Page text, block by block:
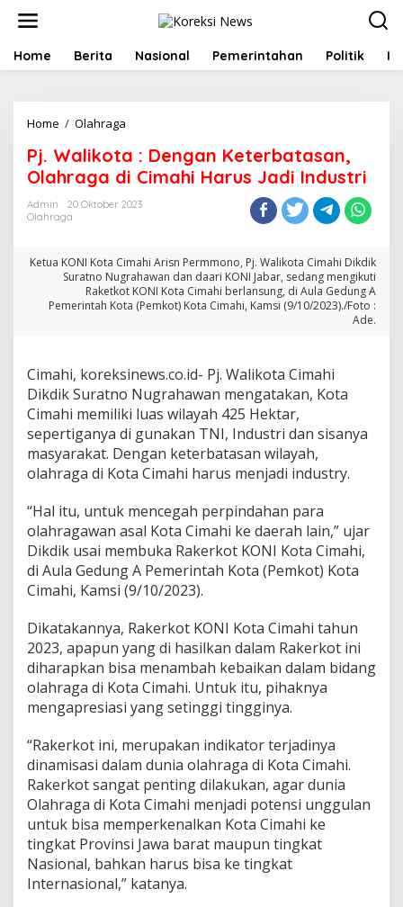
t
Home Berita Nasional Pemerintahan Politik
Home / Olahraga
.
W
a
l
t
a
:
g
a
n
K
e
t
e
r
a
t
a
s
a
n
O
l
a
h
r
a
a
d
i
C
i
m
a
h
i
H
Pj. Walikota : Dengan Keterbatasan,
Olahraga di Cimahi Harus Jadi Industri
Admin
20 Oktober 2023
Olahraga
Ketua KONI Kota Cimahi Arisn Permmono, Pj. Walikota Cimahi Dikdik
Suratno Nugrahawan dan daari KONI Jabar, sedang mengikuti
Raketkot KONI Kota Cimahi berlansung, di Aula Gedung A
Pemerintah Kota (Pemkot) Kota Cimahi, Kamsi (9/10/2023)./Foto :
Ade.
Cimahi, koreksinews.co.id- Pj. Walikota Cimahi
Dikdik Suratno Nugrahawan mengatakan, Kota
Cimahi memiliki luas wilayah 425 Hektar,
sepertiganya di gunakan TNI, Industri dan sisanya
masyarakat. Dengan keterbatasan wilayah,
olahraga di Kota Cimahi harus menjadi industry.
“Hal itu, untuk mencegah perpindahan para
olahragawan asal Kota Cimahi ke daerah lain,” ujar
Dikdik usai membuka Rakerkot KONI Kota Cimahi,
di Aula Gedung A Pemerintah Kota (Pemkot) Kota
Cimahi, Kamsi (9/10/2023).
Dikatakannya, Rakerkot KONI Kota Cimahi tahun
2023, apapun yang di hasilkan dalam Rakerkot ini
diharapkan bisa menambah kebaikan dalam bidang
olahraga di Kota Cimahi. Untuk itu, pihaknya
mengapresiasi yang setinggi tingginya.
“Rakerkot ini, merupakan indikator terjadinya
dinamisasi dalam dunia olahraga di Kota Cimahi.
Rakerkot sangat penting dilakukan, agar dunia
Olahraga di Kota Cimahi menjadi potensi unggulan
untuk bisa memperkenalkan Kota Cimahi ke
tingkat Provinsi Jawa barat maupun tingkat
Nasional, bahkan harus bisa ke tingkat
Internasional,” katanya.